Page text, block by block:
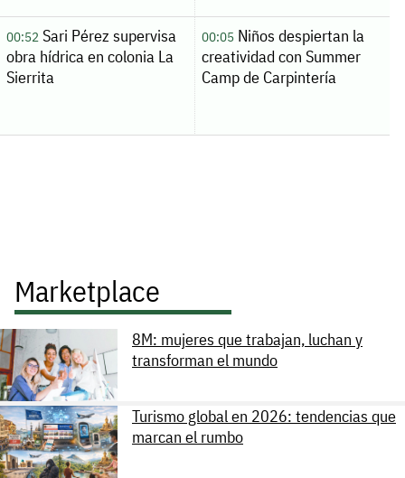
00:52Sari Pérez supervisa
obra hídrica en colonia La
Sierrita
00:05Niños despiertan la
creatividad con Summer
Camp de Carpintería
Marketplace
8M: mujeres que trabajan, luchan y
transforman el mundo
Turismo global en 2026: tendencias que
marcan el rumbo